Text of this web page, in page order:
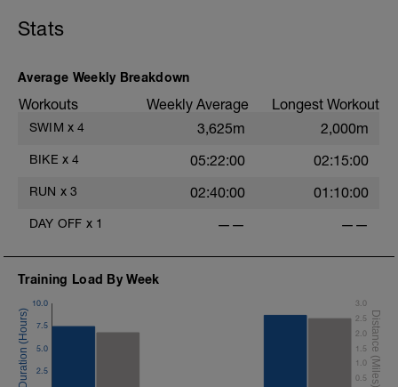
Stats
Average Weekly Breakdown
Workouts Weekly Average Longest Workout
SWIM x 4 3,625m 2,000m
BIKE x 4 05:22:00 02:15:00
RUN x 3 02:40:00 01:10:00
DAY OFF x 1 —— ——
Training Load By Week
2.5
5.0
7.5
10.0
0.5
1.0
1.5
2.0
2.5
3.0